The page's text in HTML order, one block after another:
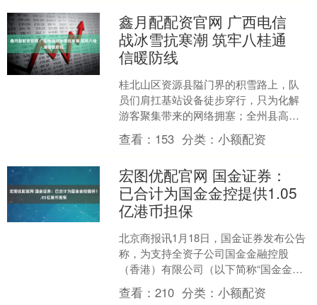
鑫月配配资官网 广西电信
战冰雪抗寒潮 筑牢八桂通
信暖防线
桂北山区资源县隘门界的积雪路上，队
员们肩扛基站设备徒步穿行，只为化解
游客聚集带来的网络拥塞；全州县高海
拔山区的寒风里，党员先锋队逐杆巡检
线路，为线缆加装防护套抵....
查看： 153 分类：小额配资
宏图优配官网 国金证券：
已合计为国金金控提供1.05
亿港币担保
北京商报讯1月18日，国金证券发布公告
称，为支持全资子公司国金金融控股
（香港）有限公司（以下简称“国金金
控”）发展，国金金控拟向平安银行申请
银行贷款，国金证券拟....
查看：210 分类：小额配资